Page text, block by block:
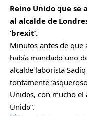
Reino Unido que se
al alcalde de
‘brexit’.
Minutos antes de que
había mandado uno
alcalde laborista
tontamente
Unidos, con mucho
Unido”.